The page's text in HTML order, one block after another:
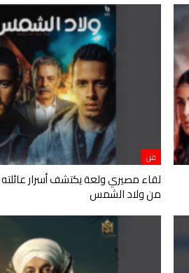
فن
من ولاد الشمس